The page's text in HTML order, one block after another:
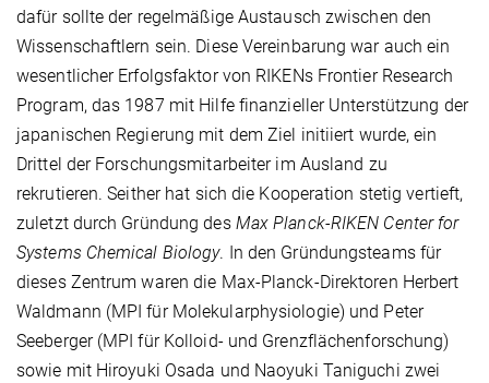
dafür sollte der regelmäßige Austausch zwischen den
Wissenschaftlern sein. Diese Vereinbarung war auch ein
wesentlicher Erfolgsfaktor von RIKENs Frontier Research
Program, das 1987 mit Hilfe finanzieller Unterstützung der
japanischen Regierung mit dem Ziel initiiert wurde, ein
Drittel der Forschungsmitarbeiter im Ausland zu
rekrutieren. Seither hat sich die Kooperation stetig vertieft,
zuletzt durch Gründung des Max Planck-RIKEN Center for
Systems Chemical Biology. In den Gründungsteams für
dieses Zentrum waren die Max-Planck-Direktoren Herbert
Waldmann (MPI für Molekularphysiologie) und Peter
Seeberger (MPI für Kolloid- und Grenzflächenforschung)
sowie mit Hiroyuki Osada und Naoyuki Taniguchi zwei